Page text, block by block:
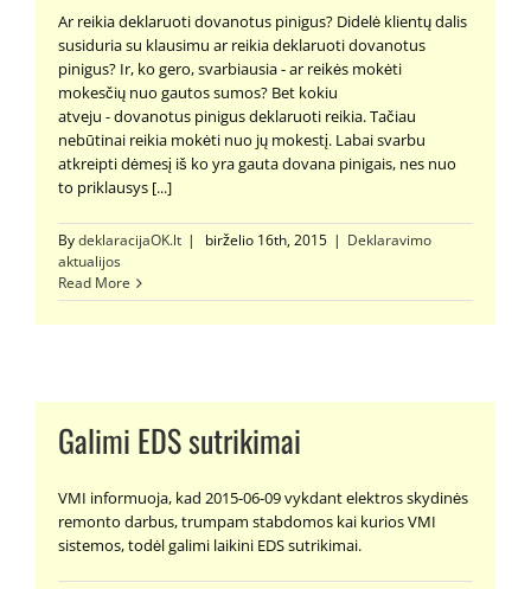
Ar reikia deklaruoti dovanotus pinigus? Didelė klientų dalis
susiduria su klausimu ar reikia deklaruoti dovanotus
pinigus? Ir, ko gero, svarbiausia - ar reikės mokėti
mokesčių nuo gautos sumos? Bet kokiu
atveju - dovanotus pinigus deklaruoti reikia. Tačiau
nebūtinai reikia mokėti nuo jų mokestį. Labai svarbu
atkreipti dėmesį iš ko yra gauta dovana pinigais, nes nuo
to priklausys [...]
BydeklaracijaOK.lt | birželio 16th, 2015 | Deklaravimo
aktualijos
Read More
Galimi EDS sutrikimai
VMI informuoja, kad 2015-06-09 vykdant elektros skydinės
remonto darbus, trumpam stabdomos kai kurios VMI
sistemos, todėl galimi laikini EDS sutrikimai.